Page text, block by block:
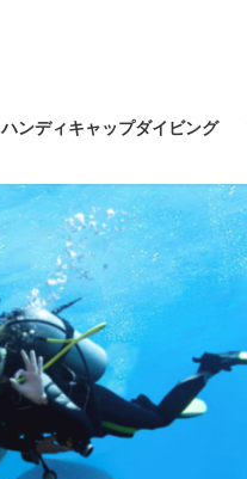
ハンディキャップダイビング